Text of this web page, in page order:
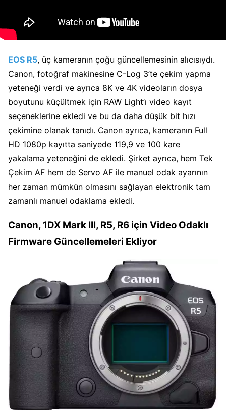
EOS R5, üç kameranın çoğu güncellemesinin alıcısıydı.
Canon, fotoğraf makinesine C-Log 3’te çekim yapma
yeteneği verdi ve ayrıca 8K ve 4K videoların dosya
boyutunu küçültmek için RAW Light’ı video kayıt
seçeneklerine ekledi ve bu da daha düşük bit hızı
çekimine olanak tanıdı. Canon ayrıca, kameranın Full
HD 1080p kayıtta saniyede 119,9 ve 100 kare
yakalama yeteneğini de ekledi. Şirket ayrıca, hem Tek
Çekim AF hem de Servo AF ile manuel odak ayarının
her zaman mümkün olmasını sağlayan elektronik tam
zamanlı manuel odaklama ekledi.
Canon, 1DX Mark III, R5, R6 için Video Odaklı
Firmware Güncellemeleri Ekliyor